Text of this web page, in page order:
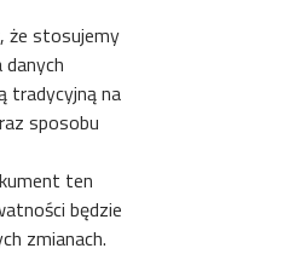
że stosujemy
tradycyjną na
sposobu
ten
będzie
zmianach.